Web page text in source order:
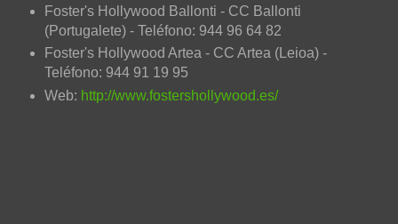
Foster's Hollywood Ballonti - CC Ballonti
(Portugalete) - Teléfono: 944 96 64 82
Foster's Hollywood Artea - CC Artea (Leioa) -
Teléfono: 944 91 19 95
Web: http://www.fostershollywood.es/